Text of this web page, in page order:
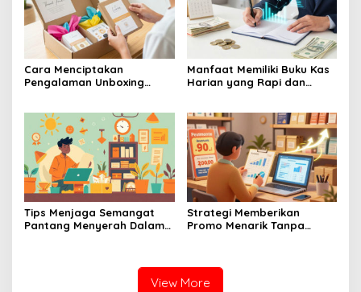
Cara Menciptakan
Pengalaman Unboxing
UMKM
Manfaat Memiliki Buku Kas
Harian yang Rapi dan
Tips Menjaga Semangat
Pantang Menyerah Dalam
Strategi Memberikan
Promo Menarik Tanpa
View More